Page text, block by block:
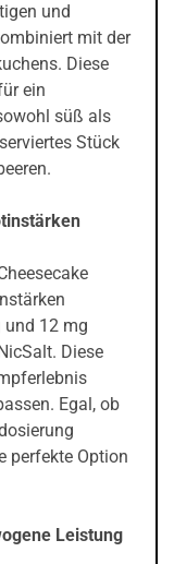
und
mit der
Diese
ein
süß als
Stück
und 12 mg
Diese
Egal, ob
perfekte Option
Leistung